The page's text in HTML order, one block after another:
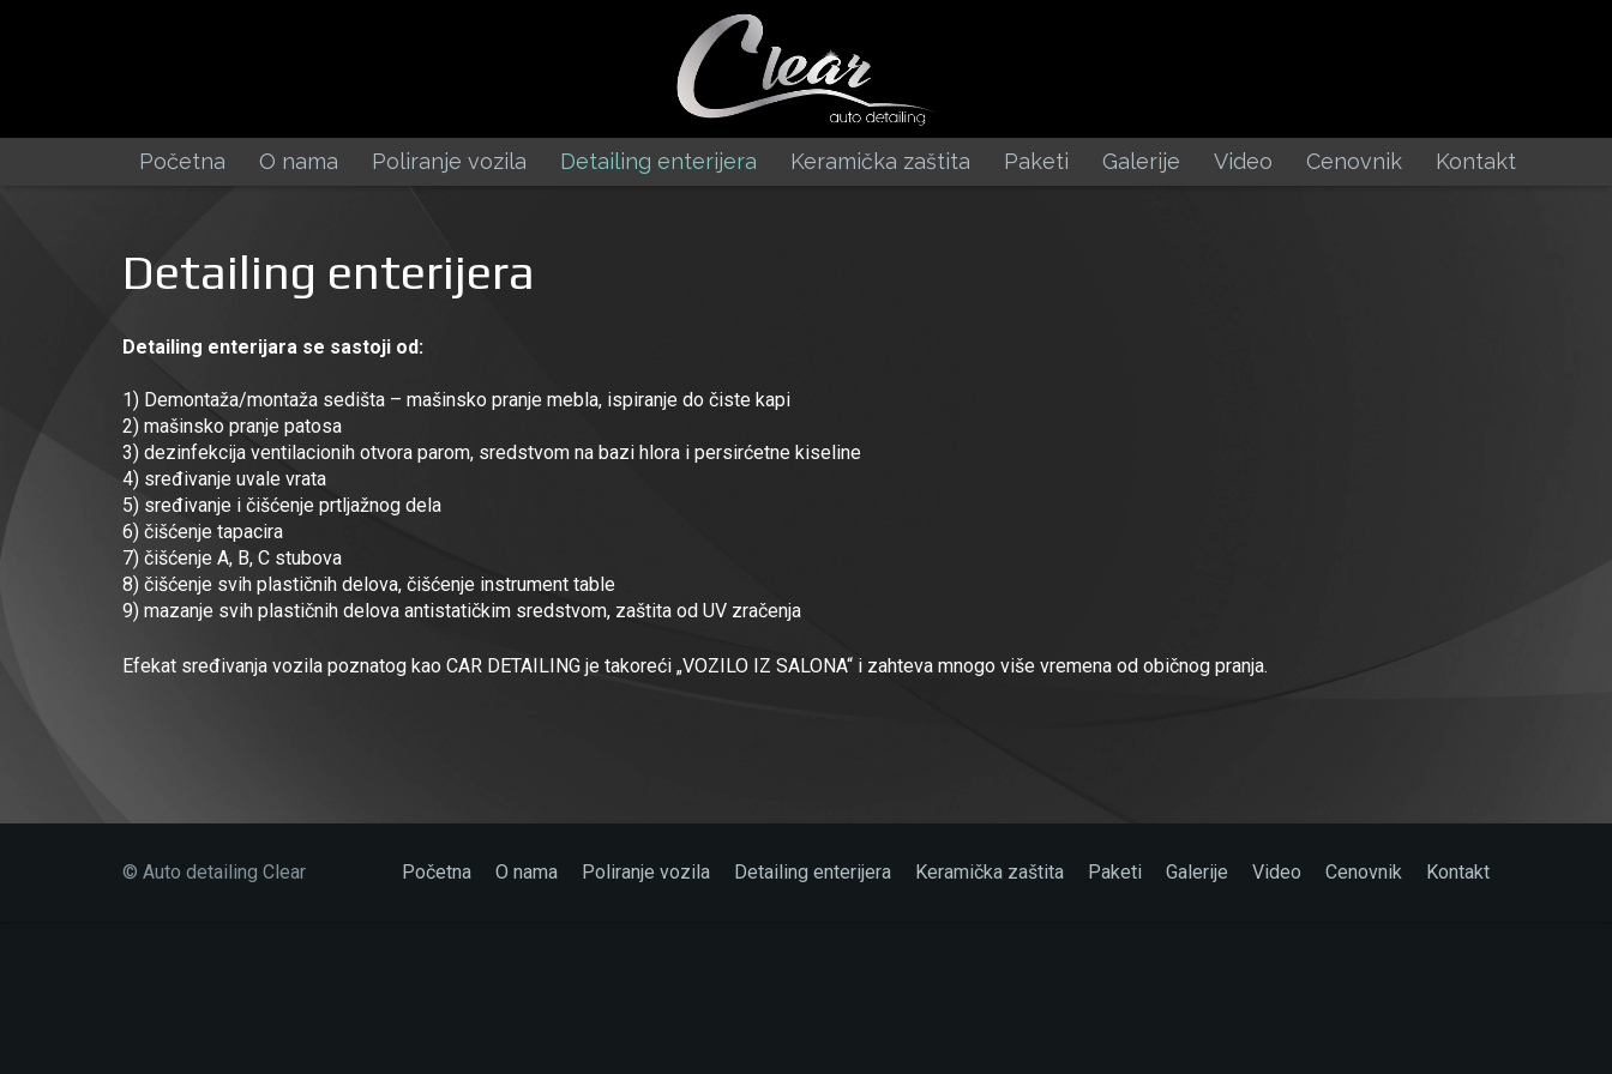
Početna O nama Poliranje vozila Detailing enterijera Keramička zaštita Paketi Galerije Video Cenovnik Kontakt
Detailing enterijera
Detailing enterijara se sastoji od:
1) Demontaža/montaža sedišta – mašinsko pranje mebla, ispiranje do čiste kapi
2) mašinsko pranje patosa
3) dezinfekcija ventilacionih otvora parom, sredstvom na bazi hlora i persirćetne kiseline
4) sređivanje uvale vrata
5) sređivanje i čišćenje prtljažnog dela
6) čišćenje tapacira
7) čišćenje A, B, C stubova
8) čišćenje svih plastičnih delova, čišćenje instrument table
9) mazanje svih plastičnih delova antistatičkim sredstvom, zaštita od UV zračenja
Efekat sređivanja vozila poznatog kao CAR DETAILING je takoreći „VOZILO IZ SALONA“ i zahteva mnogo više vremena od običnog pranja.
Početna O nama Poliranje vozila Detailing enterijera Keramička zaštita Paketi Galerije Video Cenovnik Kontakt
© Auto detailing Clear